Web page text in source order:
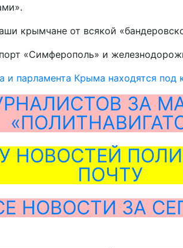
крымчане от всякой
«Симферополь» и
и парламента Крыма находятся
ЗА
НОВОСТЕЙ
ПОЧТУ
НОВОСТИ ЗА